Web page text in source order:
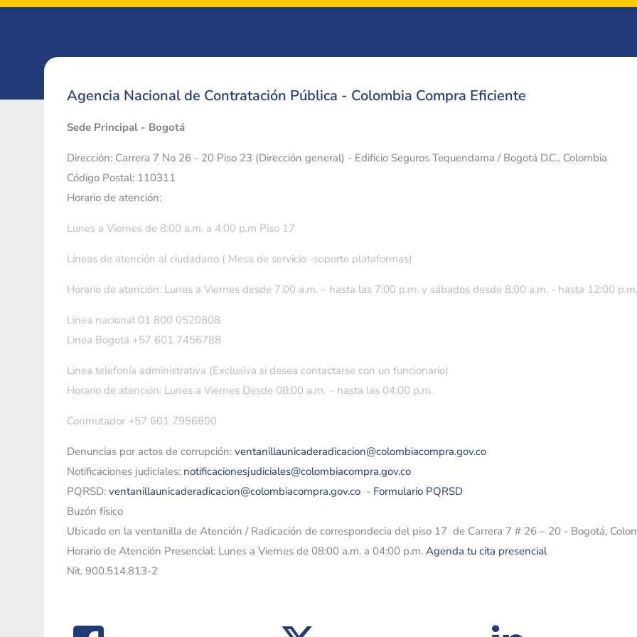
Agencia Nacional de Contratación Pública - Colombia Compra Eficiente
Sede Principal - Bogotá
Dirección: Carrera 7 No 26 - 20 Piso 23 (Dirección general) - Edificio Seguros Tequendama / Bogotá D.C., Colombia
Código Postal: 110311
Horario de atención:
Lunes a Viernes de 8:00 a.m. a 4:00 p.m Piso 17
Líneas de atención al ciudadano ( Mesa de servicio -soporte plataformas)
Horario de atención: Lunes a Viernes desde 7:00 a.m. – hasta las 7:00 p.m. y sábados desde 8:00 a.m. - hasta 12:00 p.m.
Linea nacional 01 800 0520808
Linea Bogotá +57 601 7456788
Linea telefonía administrativa (Exclusiva si desea contactarse con un funcionario)
Horario de atención: Lunes a Viernes Desde 08:00 a.m. – hasta las 04:00 p.m.
Conmutador +57 601 7956600
Denuncias por actos de corrupción: ventanillaunicaderadicacion@colombiacompra.gov.co
Notificaciones judiciales: notificacionesjudiciales@colombiacompra.gov.co
PQRSD: ventanillaunicaderadicacion@colombiacompra.gov.co - Formulario PQRSD
Buzón físico
Ubicado en la ventanilla de Atención / Radicación de correspondecia del piso 17 de Carrera 7 # 26 – 20 - Bogotá,
Horario de Atención Presencial: Lunes a Viernes de 08:00 a.m. a 04:00 p.m. Agenda tu cita presencial
Nit. 900.514.813-2